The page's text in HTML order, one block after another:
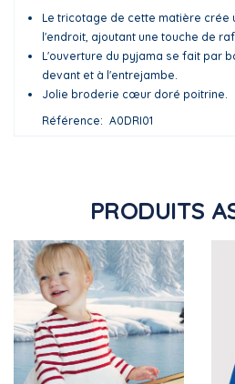
Le tricotage de cette matière crée
l'endroit, ajoutant une touche de
L'ouverture du pyjama se fait par
devant et à l'entrejambe.
Jolie broderie cœur doré poitrine.
Référence
A0DRI01
PRODUITS